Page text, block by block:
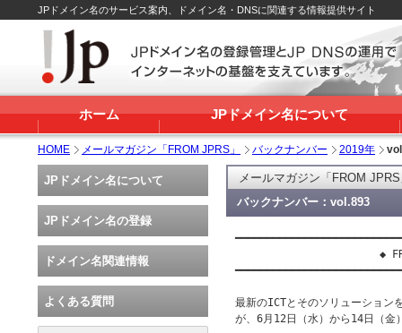
JPドメイン名のサービス案内、ドメイン名・DNSに関連する情報提供サイト
ホーム JPドメイン名について
HOME メールマガジン「FROM JPRS」 バックナンバー 2019年
メールマガジン「FROM
バックナンバー：vol.893
◆
最新のICTとそのソリューショ
が、6月12日（水）から14日（金
JPドメイン名について
JPドメイン名の登録
ドメイン名関連情報
よくある質問